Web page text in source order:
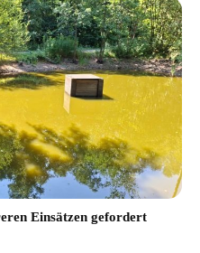
Einsätzen gefordert